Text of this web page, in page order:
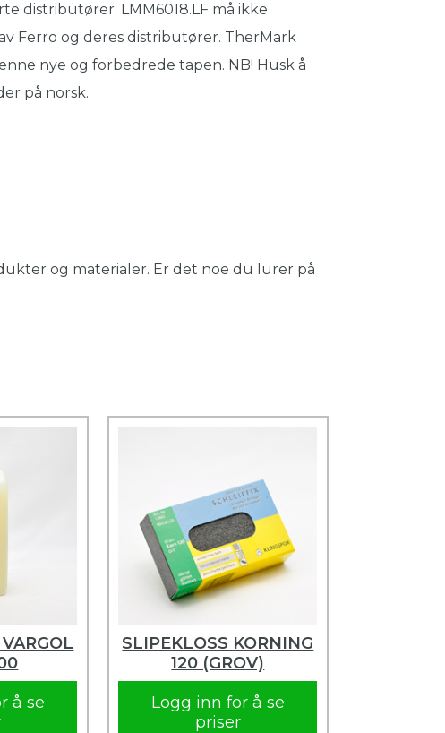
distributører. LMM6018.LF må ikke
Ferro og deres distributører. TherMark
nye og forbedrede tapen. NB! Husk å
på norsk.
og materialer. Er det noe du lurer på
å se
SLIPEKLOSS KORNING
120 (GROV)
Logg inn for å se
priser